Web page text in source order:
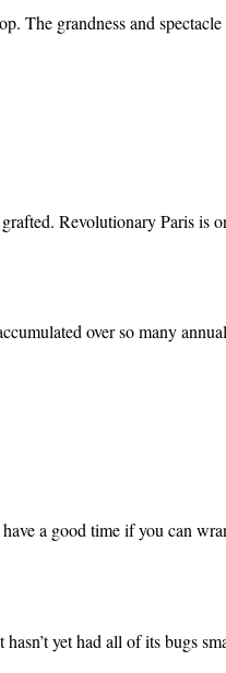
The grandness and
Revolutionary Paris is
over so many
a good time if you can
yet had all of its bugs